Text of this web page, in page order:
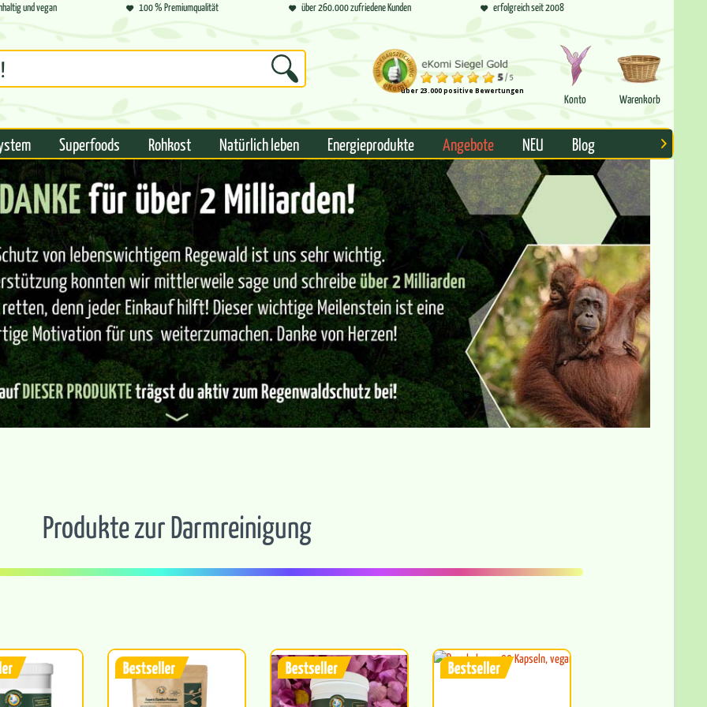
und vegan 100 % Premiumqualität über 260.000 zufriedene Kunden erfolgreich seit 2008
über 23.000 positive Bewertungen
Konto Warenkorb
Superfoods Rohkost Natürlich leben Energieprodukte Angebote NEU Blog 
Produkte zur Darmreinigung